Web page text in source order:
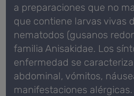
a preparaciones que no
que contiene larvas vivas
nematodos (gusanos
familia Anisakidae. Los
enfermedad se
abdominal, vómitos,
manifestaciones